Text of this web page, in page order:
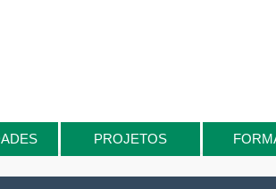
PROJETOS